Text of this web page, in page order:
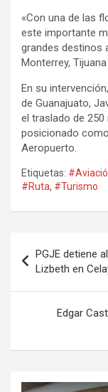
«Con una de las
este importante
grandes destinos
Monterrey,
En su
de Guanajuato,
el traslado de
posicionado
Aeropuerto.
Etiquetas:
#Ruta, #Turismo
de
entradas
PGJE detiene
Lizbeth en
Edgar